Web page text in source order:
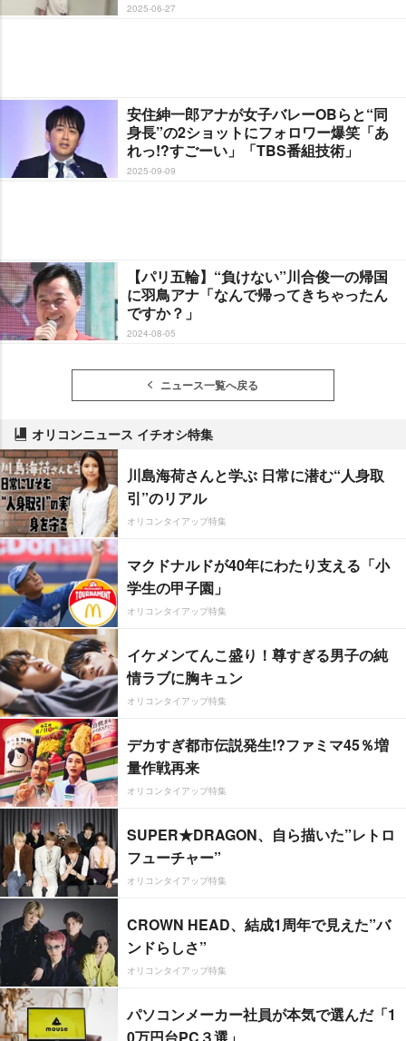
2025-06-27
安住紳一郎アナが女子バレーOBらと“同
身長”の2ショットにフォロワー爆笑「あ
れっ!?すごーい」「TBS番組技術」
2025-09-09
【パリ五輪】“負けない”川合俊一の帰国
に羽鳥アナ「なんで帰ってきちゃったん
ですか？」
2024-08-05
ニュース一覧へ戻る
オリコンニュース イチオシ特集
川島海荷さんと学ぶ 日常に潜む“人身取
引”のリアル
オリコンタイアップ特集
マクドナルドが40年にわたり支える「小
学生の甲子園」
オリコンタイアップ特集
イケメンてんこ盛り！尊すぎる男子の純
情ラブに胸キュン
オリコンタイアップ特集
デカすぎ都市伝説発生!?ファミマ45％増
量作戦再来
オリコンタイアップ特集
SUPER★DRAGON、自ら描いた”レトロ
フューチャー”
オリコンタイアップ特集
CROWN HEAD、結成1周年で見えた”バ
ンドらしさ”
オリコンタイアップ特集
パソコンメーカー社員が本気で選んだ「1
0万円台PC３選」